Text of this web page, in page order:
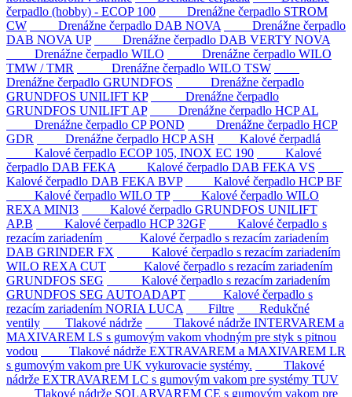
čerpadlo (hobby) - ECOP 100
Drenážne čerpadlo STROM
CW
Drenážne čerpadlo DAB NOVA
Drenážne čerpadlo
DAB NOVA UP
Drenážne čerpadlo DAB VERTY NOVA
Drenážne čerpadlo WILO
Drenážne čerpadlo WILO
TMW / TMR
Drenážne čerpadlo WILO TSW
Drenážne čerpadlo GRUNDFOS
Drenážne čerpadlo
GRUNDFOS UNILIFT KP
Drenážne čerpadlo
GRUNDFOS UNILIFT AP
Drenážne čerpadlo HCP AL
Drenážne čerpadlo CP POND
Drenážne čerpadlo HCP
GDR
Drenážne čerpadlo HCP ASH
Kalové čerpadlá
Kalové čerpadlo ECOP 105, INOX EC 190
Kalové
čerpadlo DAB FEKA
Kalové čerpadlo DAB FEKA VS
Kalové čerpadlo DAB FEKA BVP
Kalové čerpadlo HCP BF
Kalové čerpadlo WILO TP
Kalové čerpadlo WILO
REXA MINI3
Kalové čerpadlo GRUNDFOS UNILIFT
AP.B
Kalové čerpadlo HCP 32GF
Kalové čerpadlo s
rezacím zariadením
Kalové čerpadlo s rezacím zariadením
DAB GRINDER FX
Kalové čerpadlo s rezacím zariadením
WILO REXA CUT
Kalové čerpadlo s rezacím zariadením
GRUNDFOS SEG
Kalové čerpadlo s rezacím zariadením
GRUNDFOS SEG AUTOADAPT
Kalové čerpadlo s
rezacím zariadením NORIA LUCA
Filtre
Redukčné
ventily
Tlakové nádrže
Tlakové nádrže INTERVAREM a
MAXIVAREM LS s gumovým vakom vhodným pre styk s pitnou
vodou
Tlakové nádrže EXTRAVAREM a MAXIVAREM LR
s gumovým vakom pre UK vykurovacie systémy.
Tlakové
nádrže EXTRAVAREM LC s gumovým vakom pre systémy TUV
Tlakové nádrže SOLARVAREM CE s gumovým vakom pre